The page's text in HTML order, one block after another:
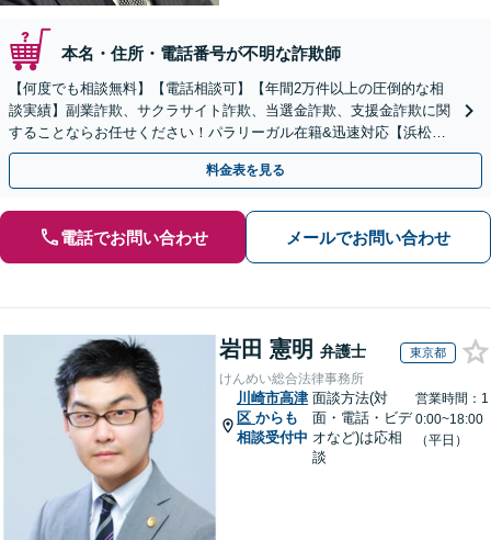
本名・住所・電話番号が不明な詐欺師
【何度でも相談無料】【電話相談可】【年間2万件以上の圧倒的な相
談実績】副業詐欺、サクラサイト詐欺、当選金詐欺、支援金詐欺に関
することならお任せください！パラリーガル在籍&迅速対応【浜松町
駅1分】※結婚詐欺・ロマンス詐欺に関するご相談はお断り
料金表を見る
電話でお問い合わせ メールでお問い合わせ
岩田 憲明 弁護士 東京都
けんめい総合法律事務所
川崎市高津
区 からも
相談受付中
面談方法(対
面・電話・ビデ
オなど)は応相
談
営業時間：1
0:00~18:00
（平日）